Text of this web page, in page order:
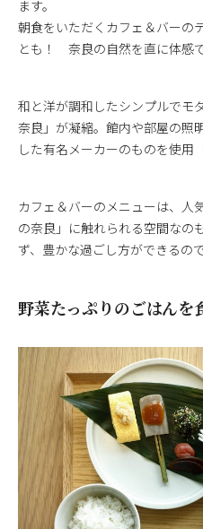
ます。
朝食をいただくカフェ＆バーの
とも！ 奈良の自然を直に体感
和と洋が調和したシンプルでモ
奈良」が凝縮。館内や部屋の照
した有名メーカーのものを使用
カフェ＆バーのメニューは、人
の奈良」に触れられる空間なの
ず、豊かな過ごし方ができるので
野菜たっぷりのごはんを